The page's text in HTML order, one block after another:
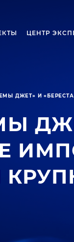
ЦЕНТР
ДЖЕТ» И